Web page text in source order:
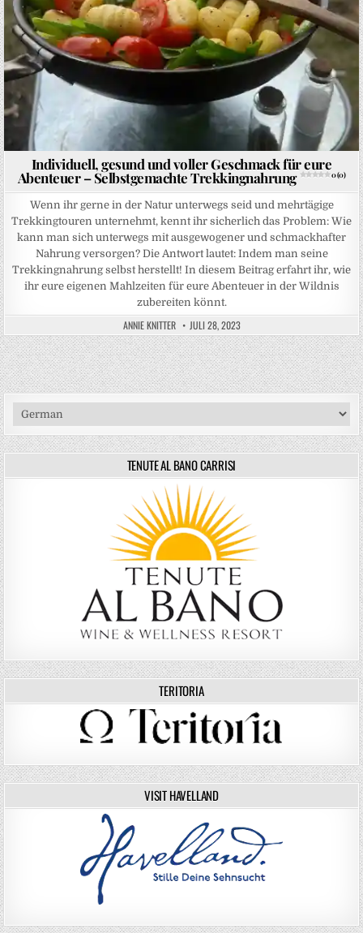
Individuell, gesund und voller Geschmack für eure
Abenteuer – Selbstgemachte Trekkingnahrung 0 (0)
Wenn ihr gerne in der Natur unterwegs seid und mehrtägige
Trekkingtouren unternehmt, kennt ihr sicherlich das Problem: Wie
kann man sich unterwegs mit ausgewogener und schmackhafter
Nahrung versorgen? Die Antwort lautet: Indem man seine
Trekkingnahrung selbst herstellt! In diesem Beitrag erfahrt ihr, wie
ihr eure eigenen Mahlzeiten für eure Abenteuer in der Wildnis
zubereiten könnt.
ANNIE KNITTER JULI 28, 2023
TENUTE AL BANO CARRISI
TERITORIA
VISIT HAVELLAND